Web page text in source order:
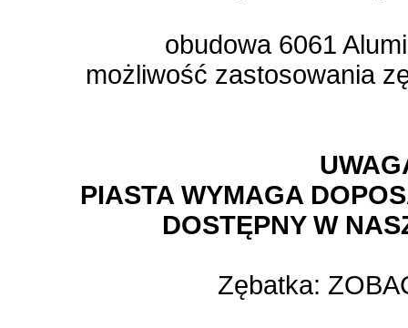
obudowa 6061
możliwość zastosowania
PIASTA WYMAGA
DOSTĘPNY W
Zębatka: